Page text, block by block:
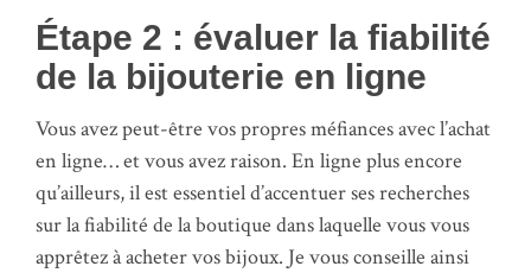
Étape 2 : évaluer la fiabilité
de la bijouterie en ligne
Vous avez peut-être vos propres méfiances avec l’achat
en ligne… et vous avez raison. En ligne plus encore
qu’ailleurs, il est essentiel d’accentuer ses recherches
sur la fiabilité de la boutique dans laquelle vous vous
apprêtez à acheter vos bijoux. Je vous conseille ainsi